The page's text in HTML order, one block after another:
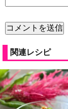
関連レシピ